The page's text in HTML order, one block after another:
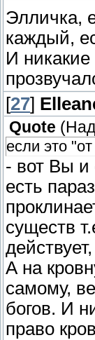
Элличка,
каждый,
И
[27]
Quote (
если это
- вот Вы и
есть
существ
А на
самому,
богов. И
право